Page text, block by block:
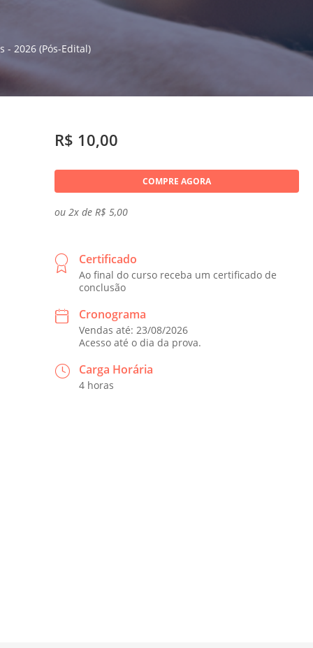
- 2026 (Pós-Edital)
R$ 10,00
COMPRE AGORA
ou 2x de R$ 5,00
Certificado
Ao final do curso receba um certificado de
conclusão
Cronograma
Vendas até: 23/08/2026
Acesso até o dia da prova.
Carga Horária
4 horas